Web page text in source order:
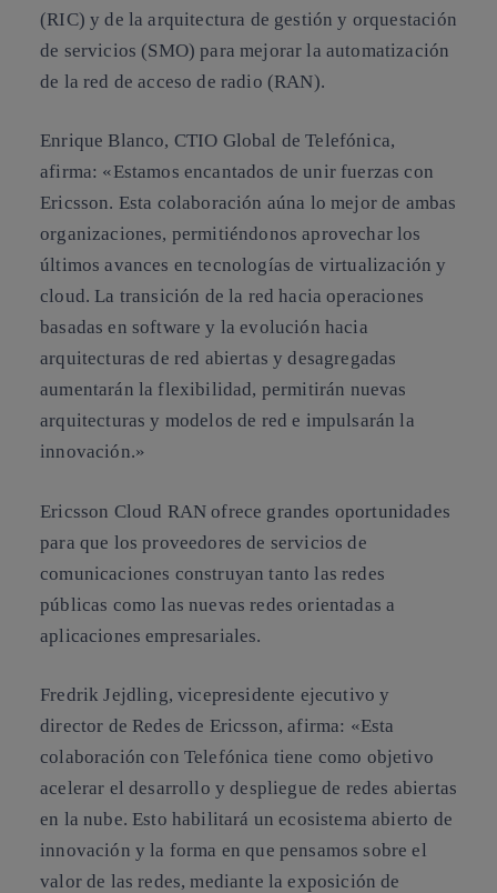
(RIC) y de la arquitectura de gestión y orquestación
de servicios (SMO) para mejorar la automatización
de la red de acceso de radio (RAN).
Enrique Blanco, CTIO Global de Telefónica,
afirma: «Estamos encantados de unir fuerzas con
Ericsson. Esta colaboración aúna lo mejor de ambas
organizaciones, permitiéndonos aprovechar los
últimos avances en tecnologías de virtualización y
cloud. La transición de la red hacia operaciones
basadas en software y la evolución hacia
arquitecturas de red abiertas y desagregadas
aumentarán la flexibilidad, permitirán nuevas
arquitecturas y modelos de red e impulsarán la
innovación.»
Ericsson Cloud RAN ofrece grandes oportunidades
para que los proveedores de servicios de
comunicaciones construyan tanto las redes
públicas como las nuevas redes orientadas a
aplicaciones empresariales.
Fredrik Jejdling, vicepresidente ejecutivo y
director de Redes de Ericsson, afirma: «Esta
colaboración con Telefónica tiene como objetivo
acelerar el desarrollo y despliegue de redes abiertas
en la nube. Esto habilitará un ecosistema abierto de
innovación y la forma en que pensamos sobre el
valor de las redes, mediante la exposición de